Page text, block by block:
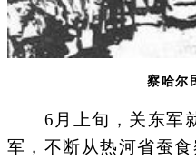
察哈尔民
6月上旬，关东军就
军，不断从热河省蚕